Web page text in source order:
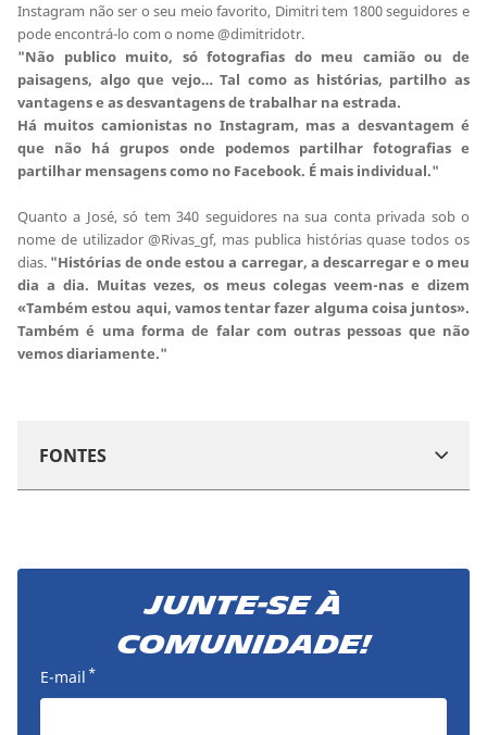
Instagram não ser o seu meio favorito, Dimitri tem 1800 seguidores e
pode encontrá-lo com o nome @dimitridotr.
"Não publico muito, só fotografias do meu camião ou de
paisagens, algo que vejo… Tal como as histórias, partilho as
vantagens e as desvantagens de trabalhar na estrada.
Há muitos camionistas no Instagram, mas a desvantagem é
que não há grupos onde podemos partilhar fotografias e
partilhar mensagens como no Facebook. É mais individual."
Quanto a José, só tem 340 seguidores na sua conta privada sob o
nome de utilizador @Rivas_gf, mas publica histórias quase todos os
dias. "Histórias de onde estou a carregar, a descarregar e o meu
dia a dia. Muitas vezes, os meus colegas veem-nas e dizem
«Também estou aqui, vamos tentar fazer alguma coisa juntos».
Também é uma forma de falar com outras pessoas que não
vemos diariamente."
FONTES
Junte-se à
comunidade!
E-mail *